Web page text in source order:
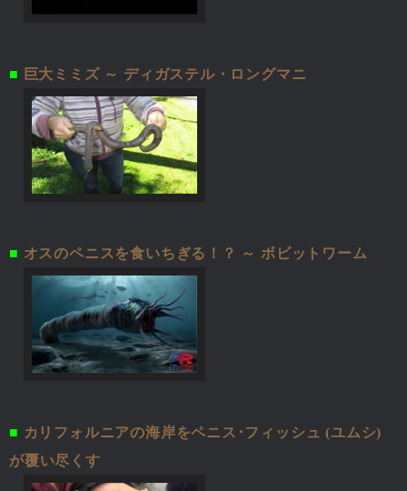
■ 巨大ミミズ ～ ディガステル・ロングマニ
■ オスのペニスを食いちぎる！？ ～ ボビットワーム
■ カリフォルニアの海岸をペニス･フィッシュ (ユムシ)
が覆い尽くす